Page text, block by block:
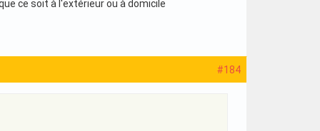
ce soit à l'extérieur ou à domicile
#184